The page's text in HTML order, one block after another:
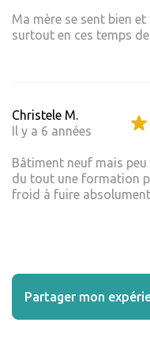
Ma mère se sent bien
surtout en ces temps
Christele M.
Il y a 6 années
Bâtiment neuf mais
du tout une formation
froid à fuire absolument
Partager mon